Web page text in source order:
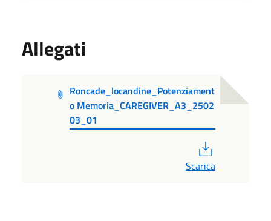
Allegati
Roncade_locandine_Potenziament
o Memoria_CAREGIVER_A3_2502
03_01
Scarica